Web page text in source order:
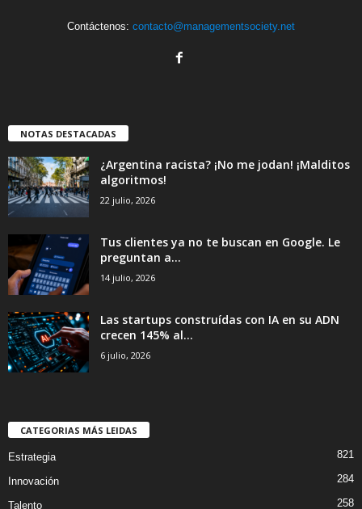
Contáctenos: contacto@managementsociety.net
NOTAS DESTACADAS
¿Argentina racista? ¡No me jodan! ¡Malditos
algoritmos!
22 julio, 2026
Tus clientes ya no te buscan en Google. Le
preguntan a...
14 julio, 2026
Las startups construídas con IA en su ADN
crecen 145% al...
6 julio, 2026
CATEGORIAS MÁS LEIDAS
Estrategia 821
Innovación 284
Talento 258